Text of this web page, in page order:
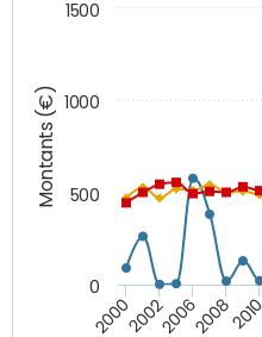
Montants (€)
20002002200620082010
0
500
1000
1500